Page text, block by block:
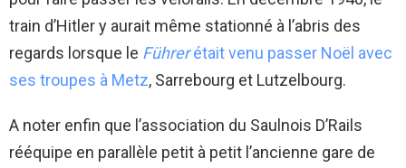
train d’Hitler y aurait même stationné à l’abris des
regards lorsque le Führerétait venu passer Noël avec
ses troupes à Metz, Sarrebourg et Lutzelbourg.
A noter enfin que l’association du Saulnois D’Rails
rééquipe en parallèle petit à petit l’ancienne gare de